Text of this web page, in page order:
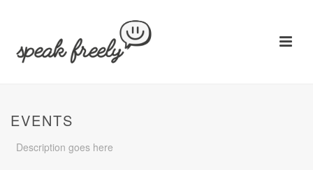
EVENTS
Description goes here